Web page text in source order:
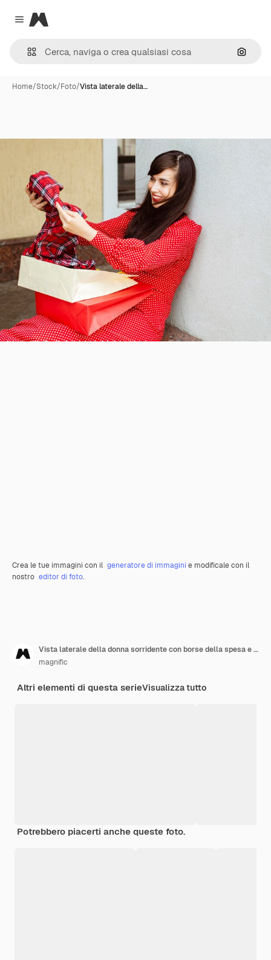
Close menu
Magnific
Cerca
Home/Stock/Foto/Vista laterale della…
Crea le tue immagini con il generatore di immagini e modificale con il
nostro editor di foto.
Vista laterale della donna sorridente con borse della spesa e abbigliamento in vendita
magnific
Altri elementi di questa serieVisualizza tutto
Potrebbero piacerti anche queste foto.